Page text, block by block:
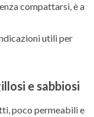
compattarsi, è a
utili per
e sabbiosi
poco permeabili e